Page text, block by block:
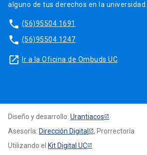
alguno de tus derechos en la universidad.
phone (56)95504 1691
phone (56)95504 1247
launch Ir a la Oficina de Ombuds UC
Diseño y desarrollo: Urantiacos
Asesoría: Dirección Digital
, Prorrectoría
Utilizando el Kit Digital UC